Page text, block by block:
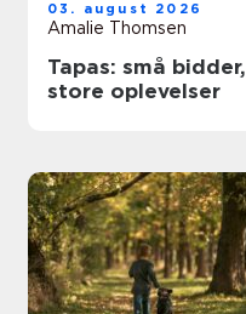
03. august 2026
Amalie Thomsen
Tapas: små bidder,
store oplevelser